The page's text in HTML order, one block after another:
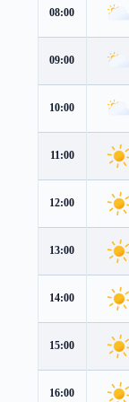
08:00
09:00
10:00
11:00
12:00
13:00
14:00
15:00
16:00